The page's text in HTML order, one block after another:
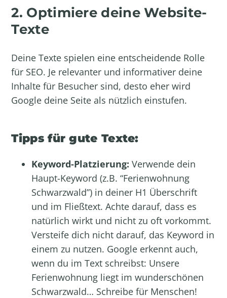
2. Optimiere deine Website-
Texte
Deine Texte spielen eine entscheidende Rolle
für SEO. Je relevanter und informativer deine
Inhalte für Besucher sind, desto eher wird
Google deine Seite als nützlich einstufen.
Tipps für gute Texte:
Keyword-Platzierung: Verwende dein
Haupt-Keyword (z.B. “Ferienwohnung
Schwarzwald”) in deiner H1 Überschrift
und im Fließtext. Achte darauf, dass es
natürlich wirkt und nicht zu oft vorkommt.
Versteife dich nicht darauf, das Keyword in
einem zu nutzen. Google erkennt auch,
wenn du im Text schreibst: Unsere
Ferienwohnung liegt im wunderschönen
Schwarzwald… Schreibe für Menschen!